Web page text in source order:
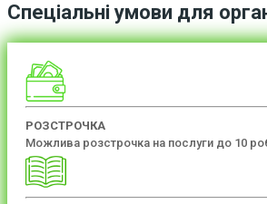
Спеціальні умови для
РОЗСТРОЧКА
Можлива розстрочка на послуги до 10